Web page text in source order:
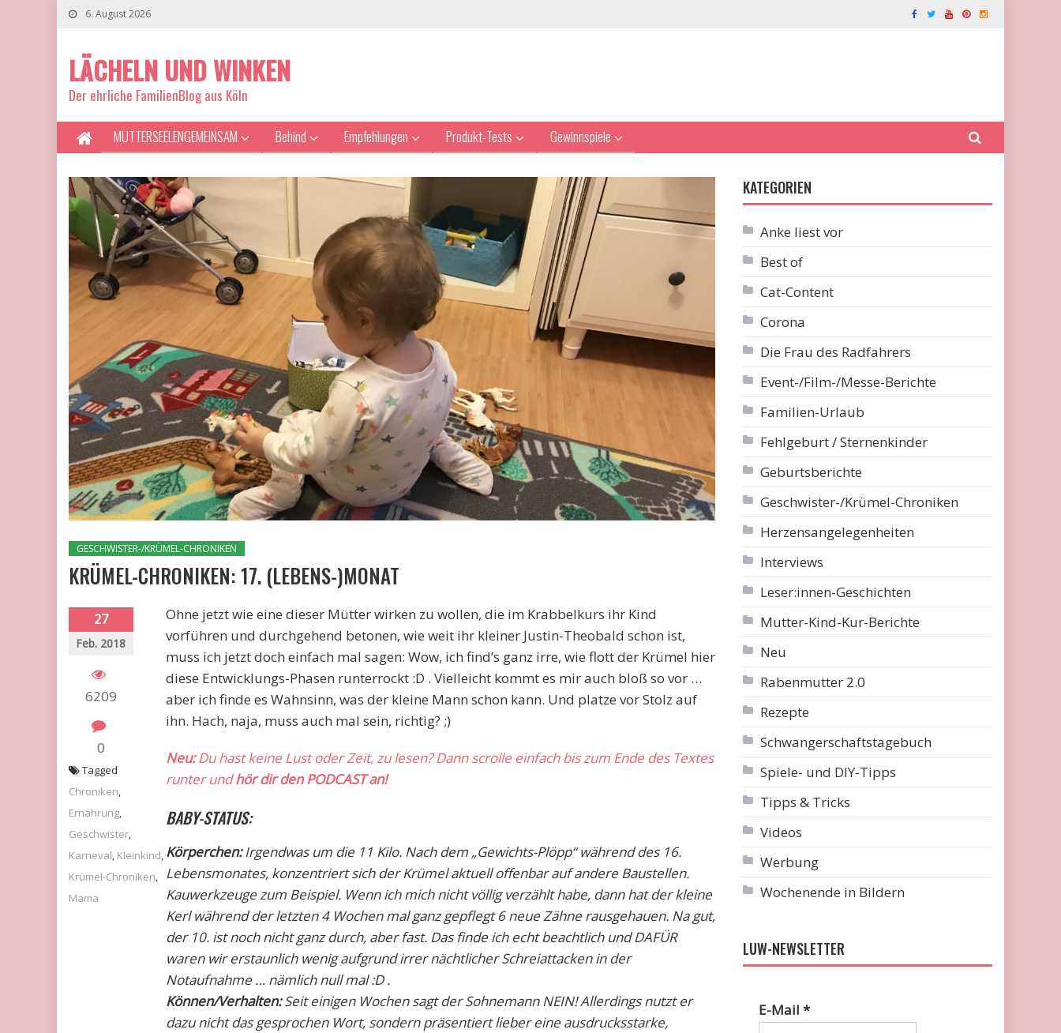
6. August 2026
LÄCHELN UND WINKEN
Der ehrliche FamilienBlog aus Köln
MUTTERSEELENGEMEINSAM Behind Empfehlungen Produkt-Tests Gewinnspiele
GESCHWISTER-/KRÜMEL-CHRONIKEN
KRÜMEL-CHRONIKEN: 17. (LEBENS-)MONAT
27
Feb. 2018
6209
0
Ohne jetzt wie eine dieser Mütter wirken zu wollen, die im Krabbelkurs ihr Kind
vorführen und durchgehend betonen, wie weit ihr kleiner Justin-Theobald schon ist,
muss ich jetzt doch einfach mal sagen: Wow, ich find’s ganz irre, wie flott der Krümel hier
diese Entwicklungs-Phasen runterrockt :D . Vielleicht kommt es mir auch bloß so vor …
aber ich finde es Wahnsinn, was der kleine Mann schon kann. Und platze vor Stolz auf
ihn. Hach, naja, muss auch mal sein, richtig? ;)
Neu:Du hast keine Lust oder Zeit, zu lesen? Dann scrolle einfach bis zum Ende des Textes
runter undhör dir den PODCAST an!
BABY-STATUS:
Körperchen:Irgendwas um die 11 Kilo. Nach dem „Gewichts-Plöpp“ während des 16.
Lebensmonates, konzentriert sich der Krümel aktuell offenbar auf andere Baustellen.
Kauwerkzeuge zum Beispiel. Wenn ich mich nicht völlig verzählt habe, dann hat der kleine
Kerl während der letzten 4 Wochen mal ganz gepflegt 6 neue Zähne rausgehauen. Na gut,
der 10. ist noch nicht ganz durch, aber fast. Das finde ich echt beachtlich und DAFÜR
waren wir erstaunlich wenig aufgrund irrer nächtlicher Schreiattacken in der
Notaufnahme … nämlich null mal :D .
Können/Verhalten:Seit einigen Wochen sagt der Sohnemann NEIN! Allerdings nutzt er
dazu nicht das gesprochen Wort, sondern präsentiert lieber eine ausdrucksstarke,
Tagged
Chroniken
Ernährung
Geschwister
Karneval Kleinkind
Krümel-Chroniken
Mama
KATEGORIEN
Anke liest vor
Best of
Cat-Content
Corona
Die Frau des Radfahrers
Event-/Film-/Messe-Berichte
Familien-Urlaub
Fehlgeburt / Sternenkinder
Geburtsberichte
Geschwister-/Krümel-Chroniken
Herzensangelegenheiten
Interviews
Leser:innen-Geschichten
Mutter-Kind-Kur-Berichte
Neu
Rabenmutter 2.0
Rezepte
Schwangerschaftstagebuch
Spiele- und DIY-Tipps
Tipps & Tricks
Videos
Werbung
Wochenende in Bildern
LUW-NEWSLETTER
E-Mail*